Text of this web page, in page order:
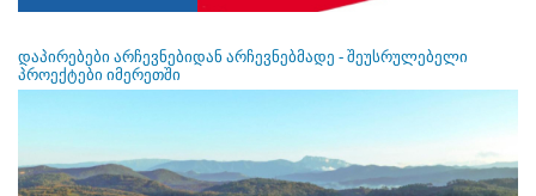
დაპირებები არჩევნებიდან არჩევნებმადე - შეუსრულებელი
პროექტები იმერეთში